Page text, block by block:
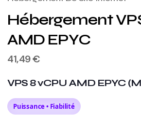
Hébergement
AMD EPYC
41,49€
VPS 8 vCPU AMD EPYC
Puissance • Fiabilité